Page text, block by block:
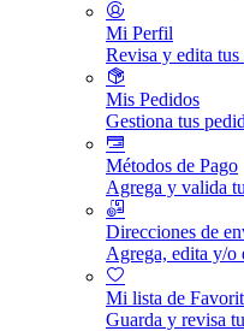
Mi Perfil
Revisa y edita tus
Mis Pedidos
Gestiona tus
Métodos de Pago
Agrega y valida
Direcciones de
Agrega, edita y/o
Mi lista de
Guarda y revisa